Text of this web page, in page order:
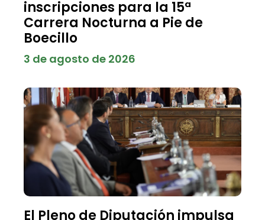
inscripciones para la 15ª
Carrera Nocturna a Pie de
Boecillo
3 de agosto de 2026
El Pleno de Diputación impulsa